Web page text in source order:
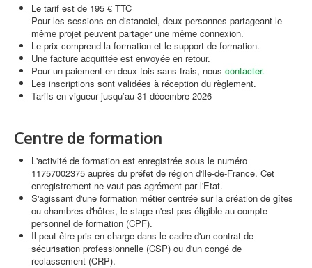
Le tarif est de 195 € TTC
Pour les sessions en distanciel, deux personnes partageant le
même projet peuvent partager une même connexion.
Le prix comprend la formation et le support de formation.
Une facture acquittée est envoyée en retour.
Pour un paiement en deux fois sans frais, nous contacter.
Les inscriptions sont validées à réception du règlement.
Tarifs en vigueur jusqu’au 31 décembre 2026
Centre de formation
L'activité de formation est enregistrée sous le numéro
11757002375 auprès du préfet de région d'Ile-de-France. Cet
enregistrement ne vaut pas agrément par l'Etat.
S'agissant d'une formation métier centrée sur la création de gîtes
ou chambres d'hôtes, le stage n'est pas éligible au compte
personnel de formation (CPF).
Il peut être pris en charge dans le cadre d'un contrat de
sécurisation professionnelle (CSP) ou d'un congé de
reclassement (CRP).